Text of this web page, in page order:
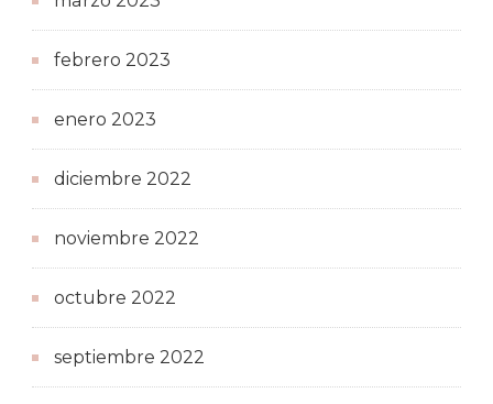
febrero 2023
enero 2023
diciembre 2022
noviembre 2022
octubre 2022
septiembre 2022